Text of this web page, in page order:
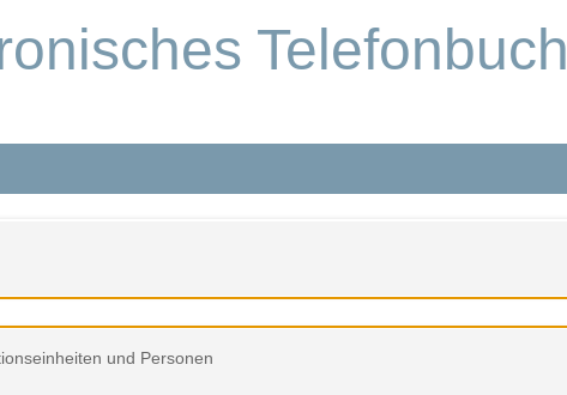
Telefonbuch
und Personen